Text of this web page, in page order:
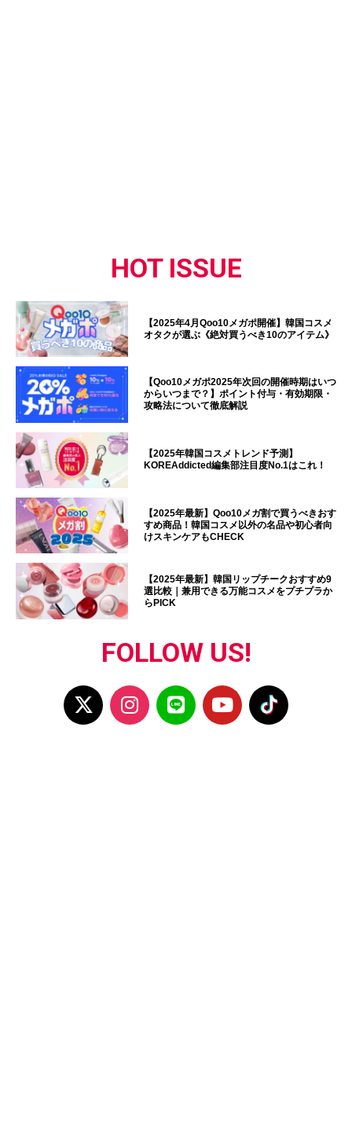
HOT ISSUE
【2025年4月Qoo10メガポ開催】韓国コスメ
オタクが選ぶ《絶対買うべき10のアイテム》
【Qoo10メガポ2025年次回の開催時期はいつ
からいつまで？】ポイント付与・有効期限・
攻略法について徹底解説
【2025年韓国コスメトレンド予測】
KOREAddicted編集部注目度No.1はこれ！
【2025年最新】Qoo10メガ割で買うべきおす
すめ商品！韓国コスメ以外の名品や初心者向
けスキンケアもCHECK
【2025年最新】韓国リップチークおすすめ9
選比較｜兼用できる万能コスメをプチプラか
らPICK
FOLLOW US!